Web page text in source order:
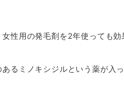
性用の発毛剤を2年使っても
るミノキシジルという薬が入